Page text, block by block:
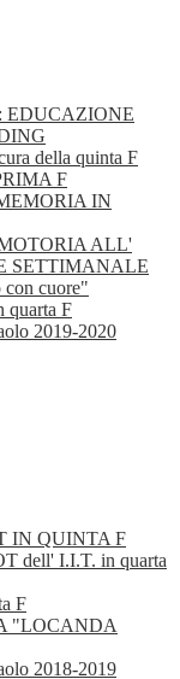
EDUCAZIONE
della quinta F
F
IN
ALL'
SETTIMANALE
con cuore"
quarta F
2019-2020
IN QUINTA F
dell' I.I.T. in quarta
F
"LOCANDA
2018-2019